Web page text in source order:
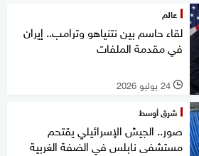
عالم
لقاء حاسم بين نتنياهو وترامب.. إيران
في مقدمة الملفات
l 24 يوليو 2026
شرق أوسط
صور.. الجيش الإسرائيلي يقتحم
مستشفى نابلس في الضفة الغربية